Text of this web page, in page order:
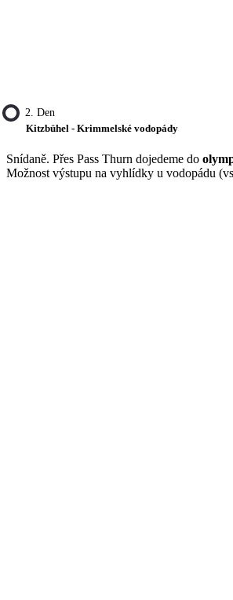
2. Den
Kitzbühel - Krimmelské vodopády
Snídaně. Přes Pass Thurn dojedeme do
Možnost výstupu na vyhlídky u vodopádu